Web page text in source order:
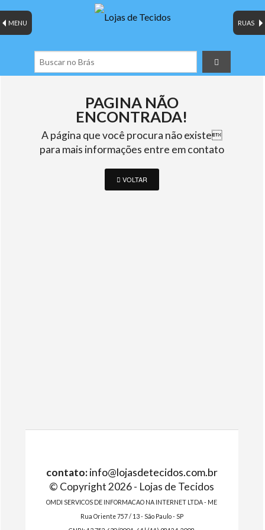
RUAS
MENU
PAGINA NÃO
ENCONTRADA!
A página que você procura não existe
para mais informações entre em contato
VOLTAR
contato: info@lojasdetecidos.com.br
© Copyright 2026 - Lojas de Tecidos
OMDI SERVICOS DE INFORMACAO NA INTERNET LTDA - ME
Rua Oriente 757 / 13 - São Paulo - SP